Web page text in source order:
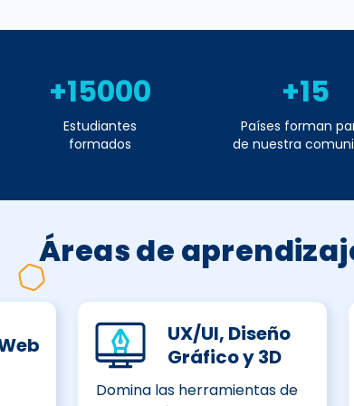
+15000
Estudiantes
formados
+15
Países forman
de nuestra
Áreas de
UX/UI, Diseño
Gráfico y 3D
Domina las herramientas de